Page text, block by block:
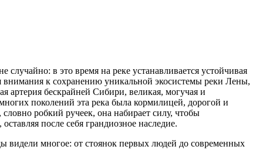
в это время на реке устанавливается устойчивая
внимания к сохранению уникальной экосистемы реки Лены,
артерия бескрайней Сибири, великая, могучая и
поколений эта река была кормилицей, дорогой и
робкий ручеек, она набирает силу, чтобы
после себя грандиозное наследие.
видели многое: от стоянок первых людей до современных